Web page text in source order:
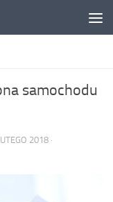
samochodu
2018 ·